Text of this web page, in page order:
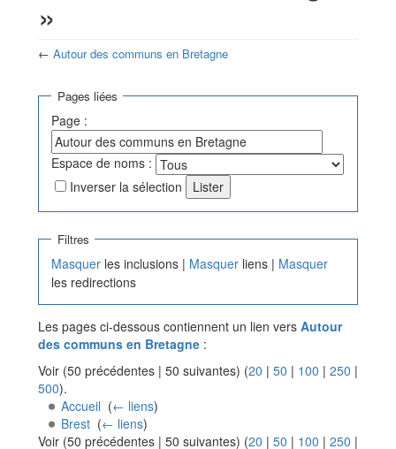
»
← Autour des communs en Bretagne
Pages liées
Page :
Espace de noms :
Inverser la sélection
Filtres
Masquer les inclusions | Masquer liens | Masquer
les redirections
Les pages ci-dessous contiennent un lien vers Autour
des communs en Bretagne :
Voir (50 précédentes | 50 suivantes) (20 | 50 | 100 | 250 |
500).
Accueil (← liens)
Brest‎ (← liens)
Voir (50 précédentes | 50 suivantes) (20 | 50 | 100 | 250 |